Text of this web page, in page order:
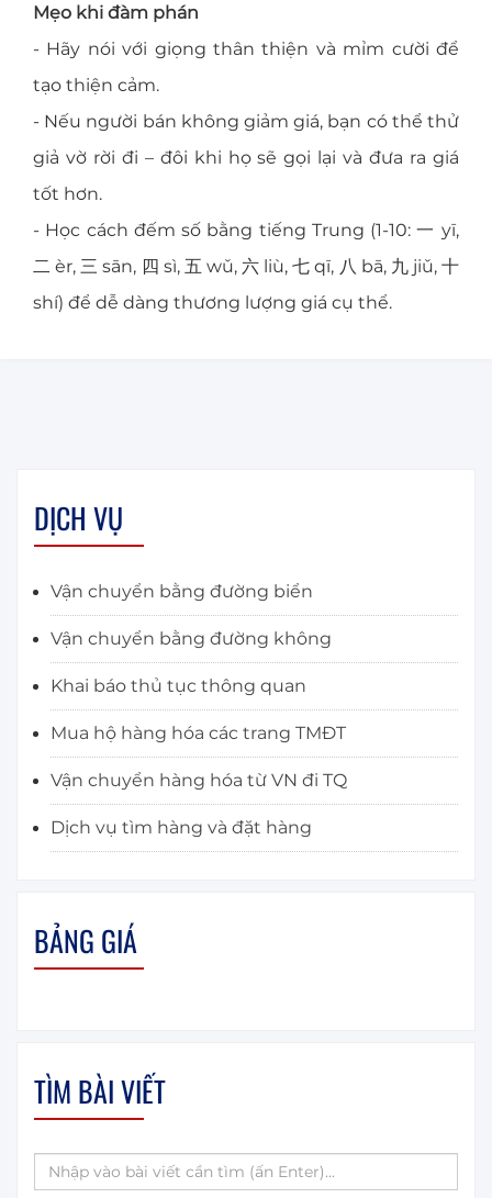
Mẹo khi đàm phán
- Hãy nói với giọng thân thiện và mỉm cười để
tạo thiện cảm.
- Nếu người bán không giảm giá, bạn có thể thử
giả vờ rời đi – đôi khi họ sẽ gọi lại và đưa ra giá
tốt hơn.
- Học cách đếm số bằng tiếng Trung (1-10: 一 yī,
二 èr, 三 sān, 四 sì, 五 wǔ, 六 liù, 七 qī, 八 bā, 九 jiǔ, 十
shí) để dễ dàng thương lượng giá cụ thể.
DỊCH VỤ
Vận chuyển bằng đường biển
Vận chuyển bằng đường không
Khai báo thủ tục thông quan
Mua hộ hàng hóa các trang TMĐT
Vận chuyển hàng hóa từ VN đi TQ
Dịch vụ tìm hàng và đặt hàng
BẢNG GIÁ
TÌM BÀI VIẾT